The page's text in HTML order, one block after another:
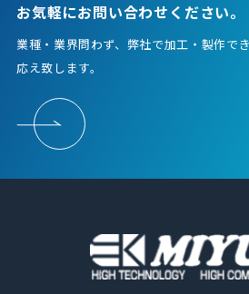
お気軽にお問い合わせください。
業種・業界問わず、弊社で加工・製作で
応え致します。